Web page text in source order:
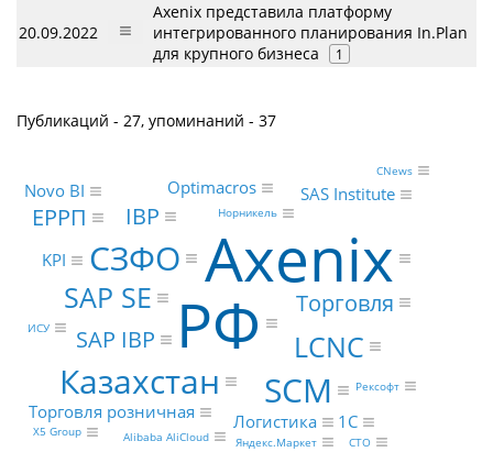
20.09.2022
Axenix представила платформу
интегрированного планирования In.Plan
для крупного бизнеса
1
Публикаций - 27, упоминаний - 37
РФ
Axenix
СЗФО
Казахстан SCM
SAP SE
LCNC
SAP IBP
Торговля
IBP
ЕРРП
Торговля розничная Логистика 1С
SAS Institute
Optimacros
Novo BI
KPI
Рексофт
ИСУ
Норникель
X5 Group Alibaba AliCloud
CNews
Яндекс.Маркет CTO